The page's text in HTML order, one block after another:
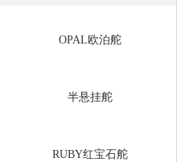
OPAL欧泊舵
半悬挂舵
RUBY红宝石舵